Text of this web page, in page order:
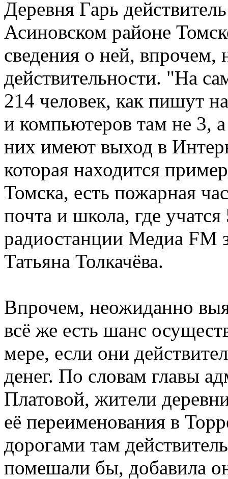
Деревня Гарь
Асиновском районе
сведения о ней, впрочем,
действительности. "На
214 человек, как пишут
и компьютеров там не 3,
них имеют выход в
которая находится
Томска, есть пожарная
почта и школа, где
радиостанции Медиа FM
Татьяна Толкачёва.
Впрочем, неожиданно
всё же есть шанс
мере, если они
денег. По словам главы
Платовой, жители
её переименования в
дорогами там
помешали бы, добавила